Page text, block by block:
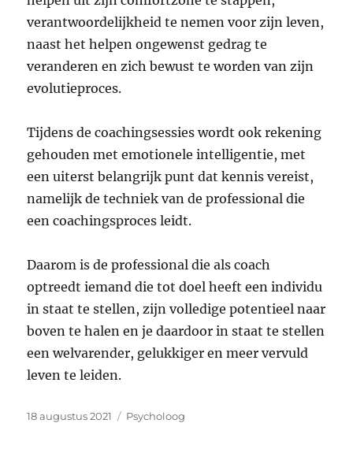
verantwoordelijkheid te nemen voor zijn leven,
naast het helpen ongewenst gedrag te
veranderen en zich bewust te worden van zijn
evolutieproces.
Tijdens de coachingsessies wordt ook rekening
gehouden met emotionele intelligentie, met
een uiterst belangrijk punt dat kennis vereist,
namelijk de techniek van de professional die
een coachingsproces leidt.
Daarom is de professional die als coach
optreedt iemand die tot doel heeft een individu
in staat te stellen, zijn volledige potentieel naar
boven te halen en je daardoor in staat te stellen
een welvarender, gelukkiger en meer vervuld
leven te leiden.
Geplaatst
18 augustus 2021 Categorieën
Psycholoog